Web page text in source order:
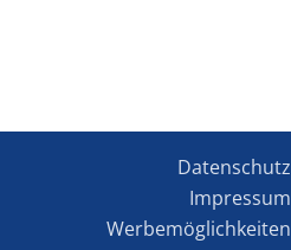
Datenschutz
Impressum
Werbemöglichkeiten